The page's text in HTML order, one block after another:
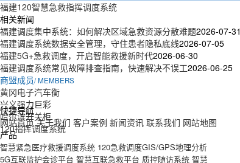
福建120智慧急救指挥调度系统
相关新闻
福建调度集中系统：如何解决区域急救资源分散难题2026-07-31
福建调度系统数据安全管理，守住患者隐私底线2026-07-05
福建5G+急救调度，开启智能救援新时代2026-06-30
福建调度系统常见故障排查指南，快速解决不误工2026-06-25
商盟成员/ MEMBERS
黄冈电子汽车衡
兴义强力巨彩
哈尔滨开关柜
120指挥调度系统
快捷导航
网站首页 关于我们 客户案例 新闻资讯 联系我们 网站地图
产品
智慧紧急医疗救援调度系统 120急救调度GIS/GPS地理分析
5G互联监护会诊平台 智慧互联急救平台 质控随访系统 智慧